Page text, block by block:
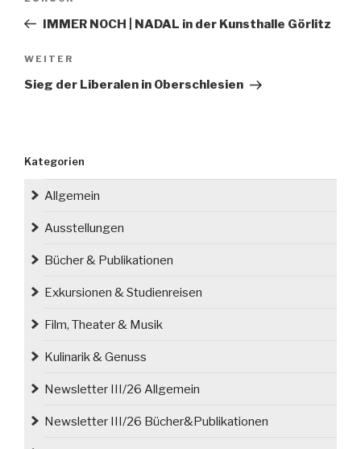
Beitrag
IMMER NOCH | NADAL in der Kunsthalle Görlitz
Nächster
Beitrag
WEITER
Sieg der Liberalen in Oberschlesien
Kategorien
Allgemein
Ausstellungen
Bücher & Publikationen
Exkursionen & Studienreisen
Film, Theater & Musik
Kulinarik & Genuss
Newsletter III/26 Allgemein
Newsletter III/26 Bücher&Publikationen